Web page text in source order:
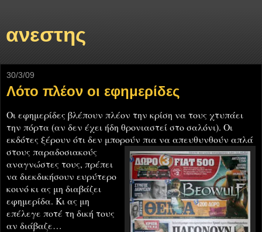
ανεστης
30/3/09
Λότο πλέον οι εφημερίδες
Οι εφημερίδες βλέπουν πλέον την κρίση να τους χτυπάει
την πόρτα (αν δεν έχει ήδη θρονιαστεί στο σαλόνι). Οι
εκδότες ξέρουν ότι δεν μπορούν πια να απευθυνθούν απλά
στους παραδοσιακούς
αναγνώστες τους, πρέπει
να διεκδικήσουν ευρύτερο
κοινό κι ας μη διαβάζει
εφημερίδα. Κι ας μη
επέλεγε ποτέ τη δική τους
αν διάβαζε…